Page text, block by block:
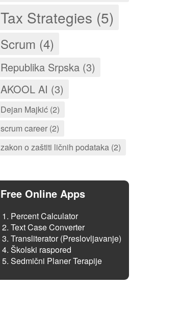
Tax Strategies (5)
Scrum (4)
Republika Srpska (3)
AKOOL AI (3)
Dejan Majkić (2)
scrum career (2)
zakon o zaštiti ličnih podataka (2)
Free Online Apps
Percent Calculator
Text Case Converter
Transliterator (Preslovljavanje)
Školski raspored
Sedmični Planer Terapije